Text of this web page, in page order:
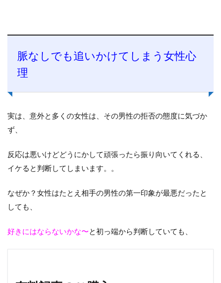
脈なしでも追いかけてしまう女性心
理
実は、意外と多くの女性は、その男性の拒否の態度に気づか
ず、
反応は悪いけどどうにかして頑張ったら振り向いてくれる、
イケると判断してしまいます。。
なぜか？女性はたとえ相手の男性の第一印象が最悪だったと
しても、
好きにはならないかな〜と初っ端から判断していても、